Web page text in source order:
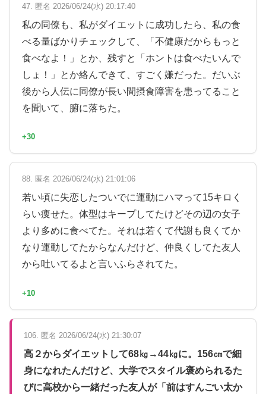
47. 匿名 2026/06/24(水) 20:17:40
私の同僚も、私がダイエットに成功したら、私の食
べる量ばかりチェックして、「不健康だからもっと
食べなよ！」とか、残すと「ホントは食べたいんで
しょ！」とか絡んできて、すごく嫌だった。だいぶ
後から人伝に同僚が長い間摂食障害を患ってること
を聞いて、腑に落ちた。
+30
88. 匿名 2026/06/24(水) 21:01:06
若い頃に失恋したついでに運動にハマって15キロく
らい痩せた。体型はキープしてたけどその辺の女子
より多めに食べてた。それは若くて代謝も良くてか
なり運動してたからなんだけど、仲良くしてた友人
から吐いてるよと言いふらされてた。
+10
106. 匿名 2026/06/24(水) 21:30:07
高２からダイエットして68㎏→44㎏に。156㎝で細
身になれたんだけど、大学でスタイル褒められるた
びに高校から一緒だった友人が「前はすんごい太か